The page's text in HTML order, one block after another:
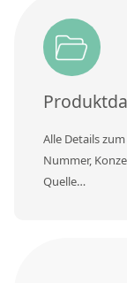
Alle Details
Nummer,
Quelle…